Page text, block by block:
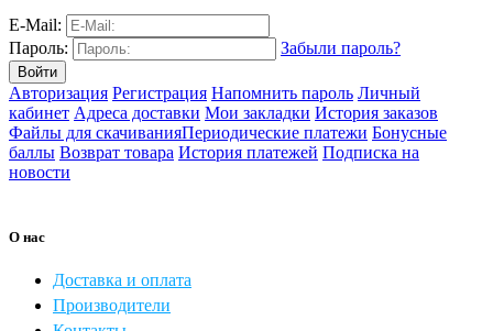
E-Mail:
Пароль:
Забыли пароль?
Авторизация Регистрация Напомнить пароль Личный
кабинет Адреса доставки Мои закладки История заказов
Файлы для скачиванияПериодические платежи Бонусные
баллы Возврат товара История платежей Подписка на
новости
О нас
Доставка и оплата
Производители